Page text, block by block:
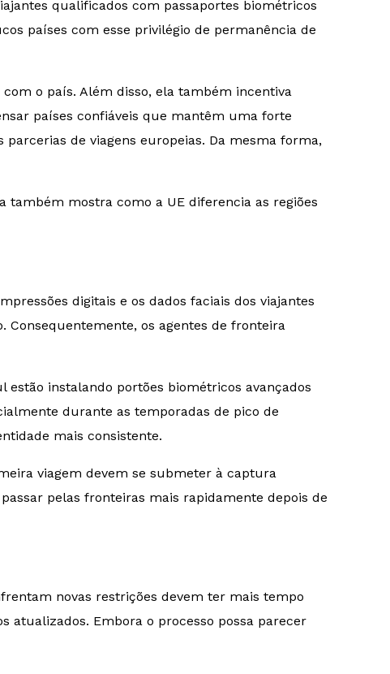
qualificados com passaportes biométricos
países com esse privilégio de permanência de
o país. Além disso, ela também incentiva
países confiáveis que mantêm uma forte
de viagens europeias. Da mesma forma,
mostra como a UE diferencia as regiões
digitais e os dados faciais dos viajantes
Consequentemente, os agentes de fronteira
instalando portões biométricos avançados
durante as temporadas de pico de
mais consistente.
viagem devem se submeter à captura
pelas fronteiras mais rapidamente depois de
novas restrições devem ter mais tempo
atualizados. Embora o processo possa parecer